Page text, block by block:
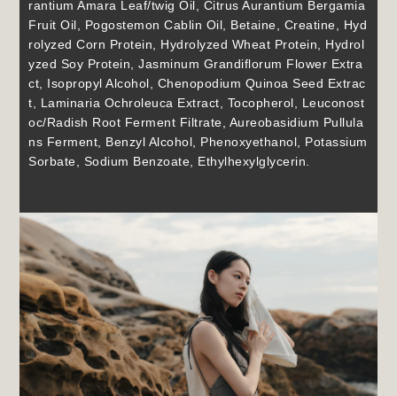
rantium Amara Leaf/twig Oil, Citrus Aurantium Bergamia
Fruit Oil, Pogostemon Cablin Oil, Betaine, Creatine, Hyd
rolyzed Corn Protein, Hydrolyzed Wheat Protein, Hydrol
yzed Soy Protein, Jasminum Grandiflorum Flower Extra
ct, Isopropyl Alcohol, Chenopodium Quinoa Seed Extrac
t, Laminaria Ochroleuca Extract, Tocopherol, Leuconost
oc/Radish Root Ferment Filtrate, Aureobasidium Pullula
ns Ferment, Benzyl Alcohol, Phenoxyethanol, Potassium
Sorbate, Sodium Benzoate, Ethylhexylglycerin.